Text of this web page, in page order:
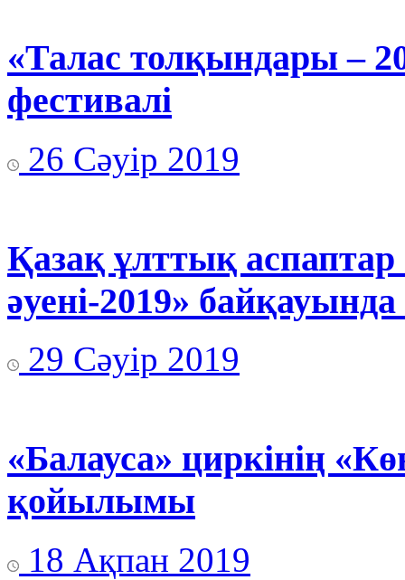
«Талас толқындары –
фестивалі
26 Сәуір 2019
Қазақ ұлттық
әуені-2019»
29 Сәуір 2019
«Балауса» циркінің
қойылымы
18 Ақпан 2019